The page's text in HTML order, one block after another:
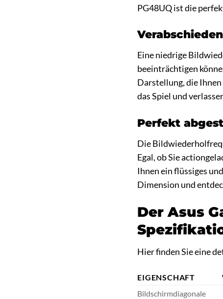
PG48UQ ist die
Eine niedrige
beeinträchtigen
Darstellung, die
das Spiel und
Perfekt
Die
Egal, ob Sie
Ihnen ein flüssiges
Dimension und
Der Asus
Hier finden Sie eine
EIGENSCHAFT
Bildschirmdiagonale